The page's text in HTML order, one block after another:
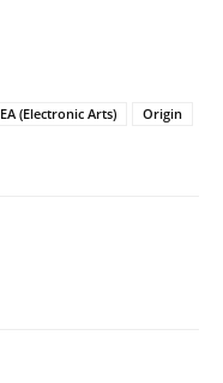
EA (Electronic Arts)
Origin